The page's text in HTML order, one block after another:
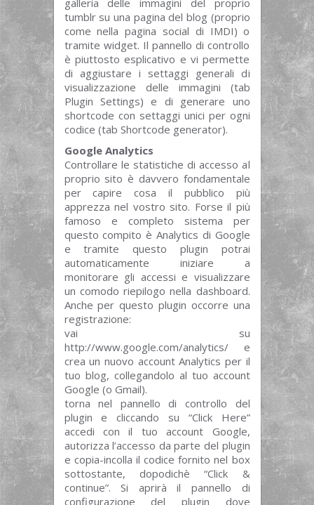
galleria delle immagini del proprio
tumblr su una pagina del blog (proprio
come nella pagina social di IMDI) o
tramite widget. Il pannello di controllo
è piuttosto esplicativo e vi permette
di aggiustare i settaggi generali di
visualizzazione delle immagini (tab
Plugin Settings) e di generare uno
shortcode con settaggi unici per ogni
codice (tab Shortcode generator).
Google Analytics
Controllare le statistiche di accesso al
proprio sito è davvero fondamentale
per capire cosa il pubblico più
apprezza nel vostro sito. Forse il più
famoso e completo sistema per
questo compito è Analytics di Google
e tramite questo plugin potrai
automaticamente iniziare a
monitorare gli accessi e visualizzare
un comodo riepilogo nella dashboard.
Anche per questo plugin occorre una
registrazione:
vai su
http://www.google.com/analytics/ e
crea un nuovo account Analytics per il
tuo blog, collegandolo al tuo account
Google (o Gmail).
torna nel pannello di controllo del
plugin e cliccando su “Click Here”
accedi con il tuo account Google,
autorizza l’accesso da parte del plugin
e copia-incolla il codice fornito nel box
sottostante, dopodichè “Click &
continue”. Si aprirà il pannello di
configurazione del plugin dove